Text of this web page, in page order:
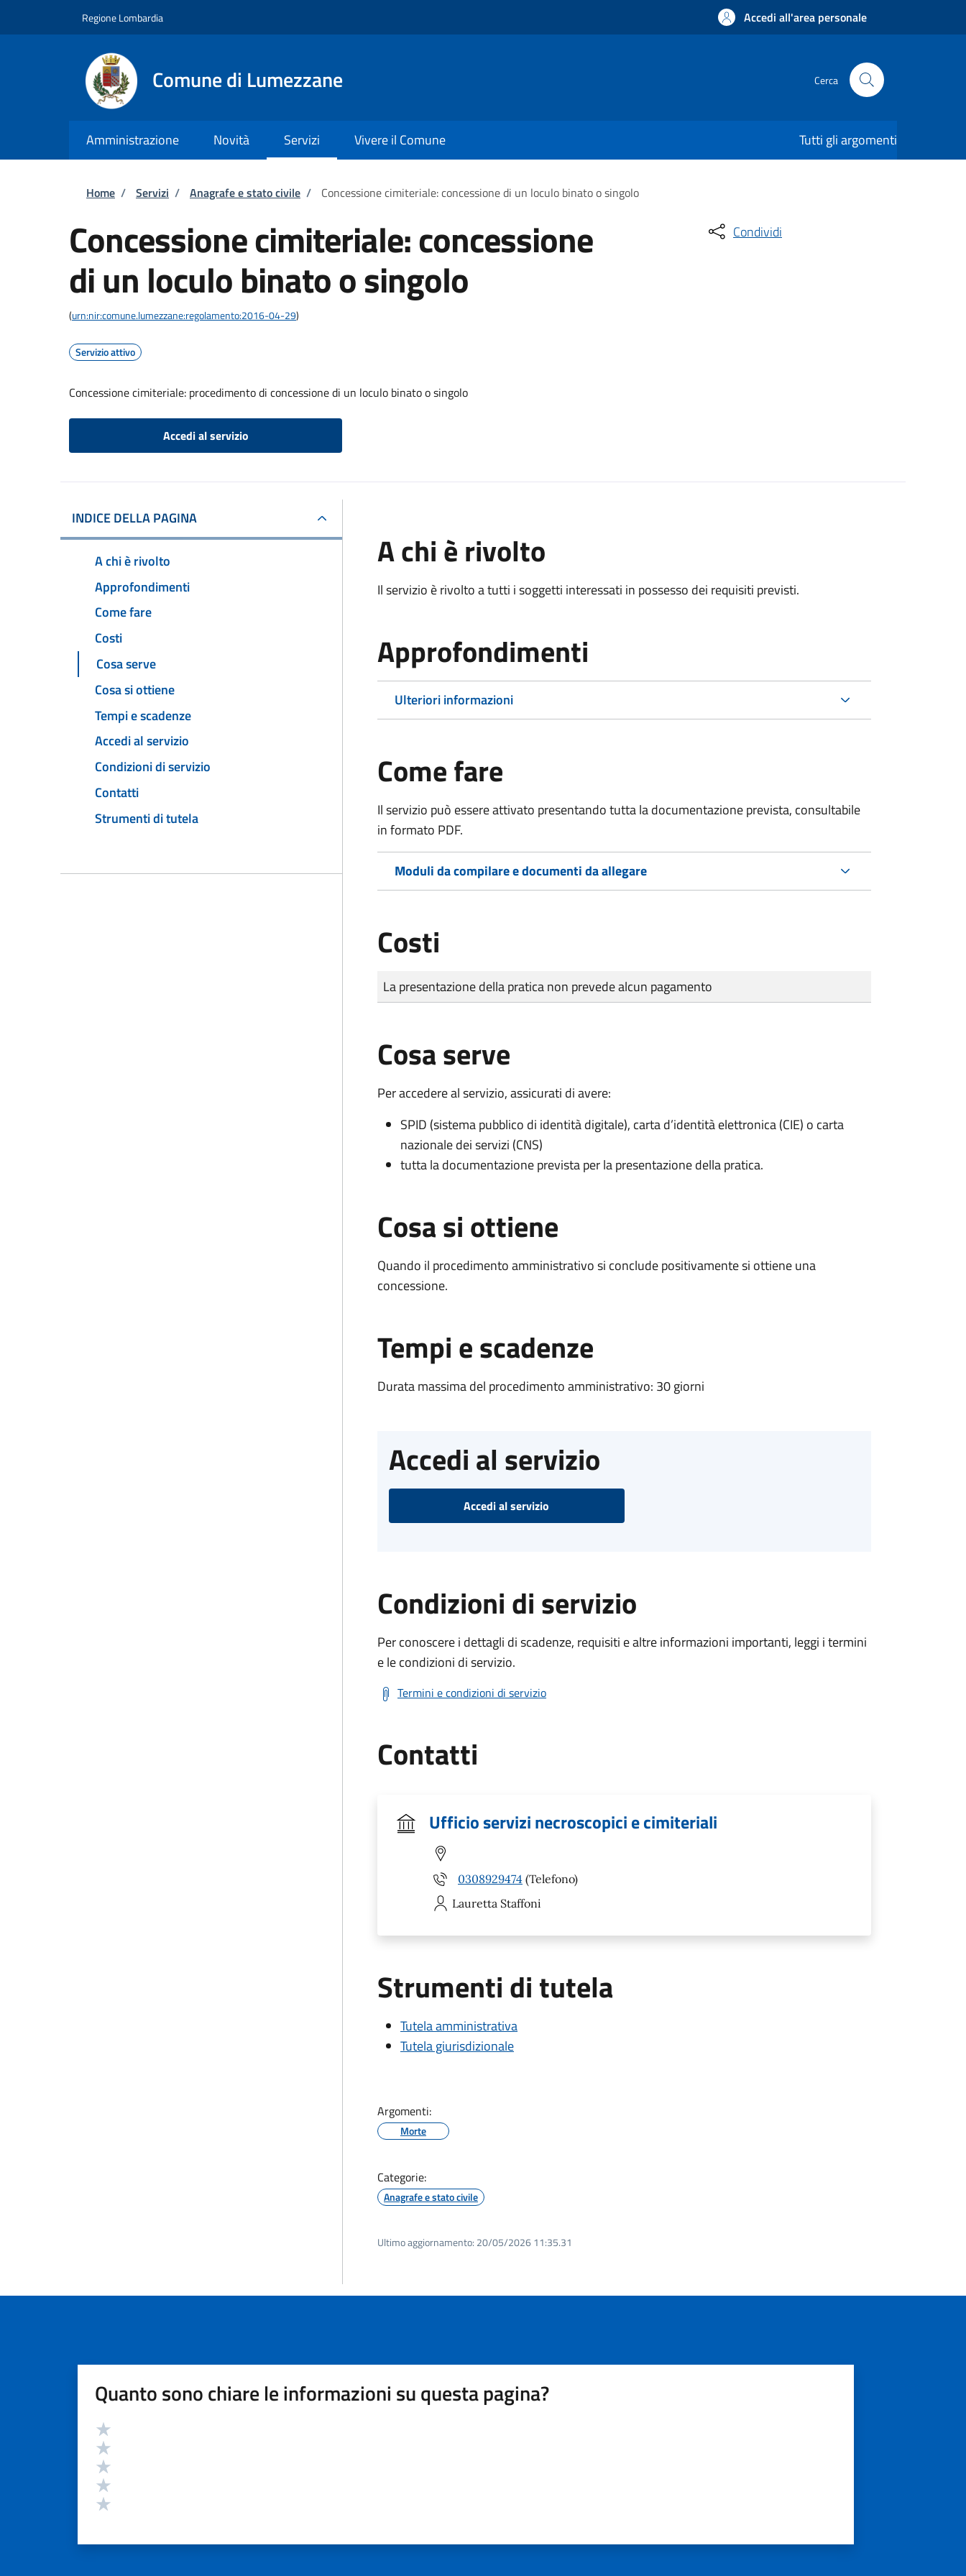
Regione Lombardia Accedi all'area personale
Comune di Lumezzane Cerca
Amministrazione Novità Servizi Vivere il Comune Tutti gli argomenti
Briciole di pane
Home / Servizi / Anagrafe e stato civile / Concessione cimiteriale: concessione di un loculo binato o singolo
Concessione cimiteriale: concessione
di un loculo binato o singolo
(urn:nir:comune.lumezzane:regolamento:2016-04-29)
Servizio attivo
Concessione cimiteriale: procedimento di concessione di un loculo binato o singolo
Accedi al servizio
Condividi
INDICE DELLA PAGINA
A chi è rivolto
Approfondimenti
Come fare
Costi
Cosa serve
Cosa si ottiene
Tempi e scadenze
Accedi al servizio
Condizioni di servizio
Contatti
Strumenti di tutela
A chi è rivolto
Il servizio è rivolto a tutti i soggetti interessati in possesso dei requisiti previsti.
Approfondimenti
Ulteriori informazioni
Come fare
Il servizio può essere attivato presentando tutta la documentazione prevista, consultabile
in formato PDF.
Moduli da compilare e documenti da allegare
Costi
Tipo di pagamento
Importo
La presentazione della pratica non prevede alcun pagamento
Cosa serve
Per accedere al servizio, assicurati di avere:
SPID (sistema pubblico di identità digitale), carta d’identità elettronica (CIE) o carta
nazionale dei servizi (CNS)
tutta la documentazione prevista per la presentazione della pratica.
Cosa si ottiene
Quando il procedimento amministrativo si conclude positivamente si ottiene una
concessione.
Tempi e scadenze
Durata massima del procedimento amministrativo: 30 giorni
Accedi al servizio
Accedi al servizio
Condizioni di servizio
Per conoscere i dettagli di scadenze, requisiti e altre informazioni importanti, leggi i termini
e le condizioni di servizio.
Termini e condizioni di servizio
Contatti
Ufficio servizi necroscopici e cimiteriali
0308929474 (Telefono)
Lauretta Staffoni
Strumenti di tutela
Tutela amministrativa
Tutela giurisdizionale
Argomenti:
Morte
Categorie:
Anagrafe e stato civile
Ultimo aggiornamento: 20/05/2026 11:35.31
Quanto sono chiare le informazioni su questa pagina?
Valutazione